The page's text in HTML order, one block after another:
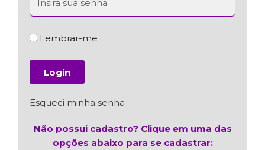
Lembrar-me
Login
Esqueci minha senha
Não possui cadastro? Clique em uma das
opções abaixo para se cadastrar: